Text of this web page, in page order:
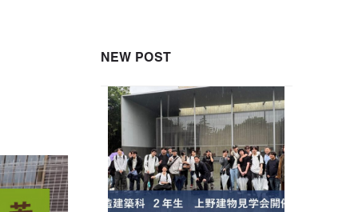
制） グローバル科（1年制）
NEW POST